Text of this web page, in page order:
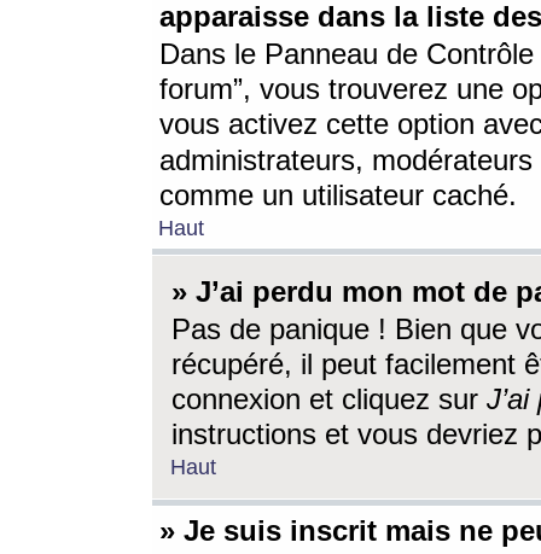
apparaisse dans la liste
Dans le Panneau de
forum”, vous trouverez une
vous activez cette option
administrateurs,
comme un utilisateur caché.
Haut
» J’ai perdu mon mot de
Pas de panique ! Bien que
récupéré, il peut facilement
connexion et cliquez sur
instructions et vous devriez
Haut
» Je suis inscrit mais ne